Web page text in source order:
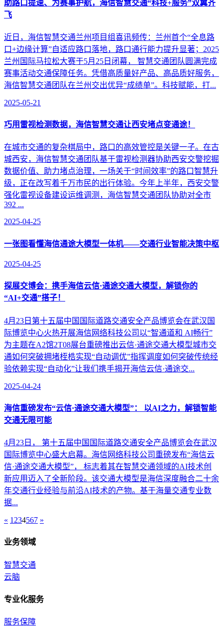
助路口提速、为赛事护航，海信智慧交通“科技+服务”双翼齐
飞
近日，海信智慧交通兰州项目组喜讯频传：兰州首个“全息路
口+边缘计算”自适应路口落地，路口通行能力提升显著；2025
兰州国际马拉松大赛于5月25日闭幕， 智慧交通团队圆满完成
赛事活动交通保障任务。凭借高质量好产品、高品质好服务，
海信智慧交通团队在兰州交出优异“成绩单”。科技赋能，打...
2025-05-21
巧用雷视检测数据，海信智慧交通让西安堵点变通途！
在城市交通的复杂棋局中，路口的高效管控是关键一子。在古
城西安，海信智慧交通团队基于雷视检测器协助西安交警挖掘
数据价值、助力堵点治理，一场关于“时间效率”的路口智慧升
级，正在改写着千万市民的出行体验。今年上半年，西安交警
强化雷视设备建设运维调测，海信智慧交通团队协助对全市
392 ...
2025-04-25
一张图看懂海信通途大模型一体机——交通行业智能决策中枢
2025-04-25
探展交博会：携手海信云信·通途交通大模型，解锁你的
“AI+交通”搭子！
4月23日第十五届中国国际道路交通安全产品博览会在武汉国
际博览中心火热开展海信网络科技公司以“智通道和 AI畅行”
为主题在A2馆2T08展台重磅推出云信·通途交通大模型城市交
通如何突破拥堵桎梏实现“自动调优”指挥调度如何突破传统经
验依赖实现“自动化”让我们携手揭开海信云信·通途交...
2025-04-24
海信重磅发布“云信·通途交通大模型”： 以AI之力，解锁智能
交通无限可能
4月23日， 第十五届中国国际道路交通安全产品博览会在武汉
国际博览中心盛大启幕。海信网络科技公司重磅发布“海信云
信·通途交通大模型”， 标志着其在智慧交通领域的AI技术创
新应用迈入了全新阶段。该交通大模型是海信深度融合二十余
年交通行业经验与前沿AI技术的产物。基于海量交通专业数
据...
« 1 234567 »
业务领域
智慧交通
云脑
专业化服务
服务保障